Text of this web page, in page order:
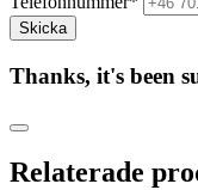
Thanks, it's been
Relaterade